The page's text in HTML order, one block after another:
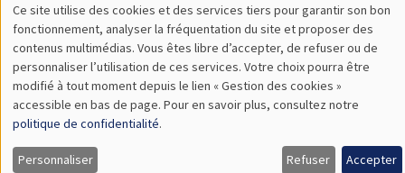
Utilisation
des
données
personnelles
et
Ce site utilise des cookies et des services tiers pour garantir son bon
fonctionnement, analyser la fréquentation du site et proposer des
contenus multimédias. Vous êtes libre d’accepter, de refuser ou de
personnaliser l’utilisation de ces services. Votre choix pourra être
modifié à tout moment depuis le lien « Gestion des cookies »
accessible en bas de page. Pour en savoir plus, consultez notre
politique de confidentialité.
Personnaliser Refuser Accepter